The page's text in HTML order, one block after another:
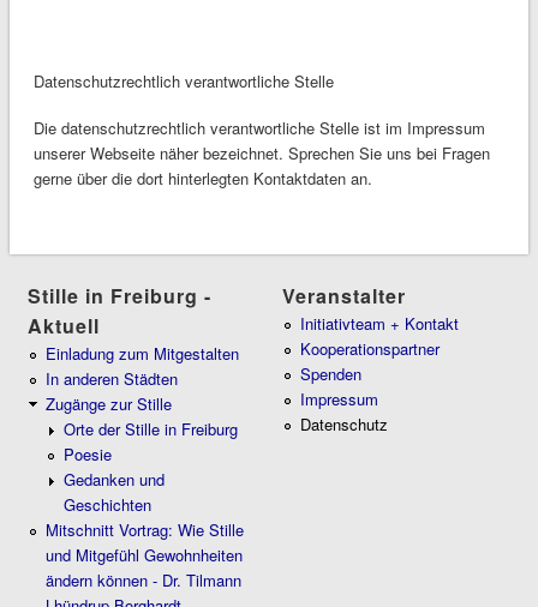
Datenschutzrechtlich verantwortliche Stelle
Die datenschutzrechtlich verantwortliche Stelle ist im Impressum
unserer Webseite näher bezeichnet. Sprechen Sie uns bei Fragen
gerne über die dort hinterlegten Kontaktdaten an.
Stille in Freiburg -
Aktuell
Einladung zum Mitgestalten
In anderen Städten
Zugänge zur Stille
Orte der Stille in Freiburg
Poesie
Gedanken und
Geschichten
Mitschnitt Vortrag: Wie Stille
und Mitgefühl Gewohnheiten
ändern können - Dr. Tilmann
Veranstalter
Initiativteam + Kontakt
Kooperationspartner
Spenden
Impressum
Datenschutz